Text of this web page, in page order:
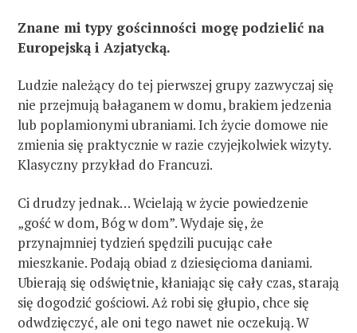
Znane mi typy gościnności mogę podzielić na
Europejską i Azjatycką.
Ludzie należący do tej pierwszej grupy zazwyczaj się
nie przejmują bałaganem w domu, brakiem jedzenia
lub poplamionymi ubraniami. Ich życie domowe nie
zmienia się praktycznie w razie czyjejkolwiek wizyty.
Klasyczny przykład do Francuzi.
Ci drudzy jednak… Wcielają w życie powiedzenie
„gość w dom, Bóg w dom”. Wydaje się, że
przynajmniej tydzień spędzili pucując całe
mieszkanie. Podają obiad z dziesięcioma daniami.
Ubierają się odświętnie, kłaniając się cały czas, starają
się dogodzić gościowi. Aż robi się głupio, chce się
odwdzięczyć, ale oni tego nawet nie oczekują. W